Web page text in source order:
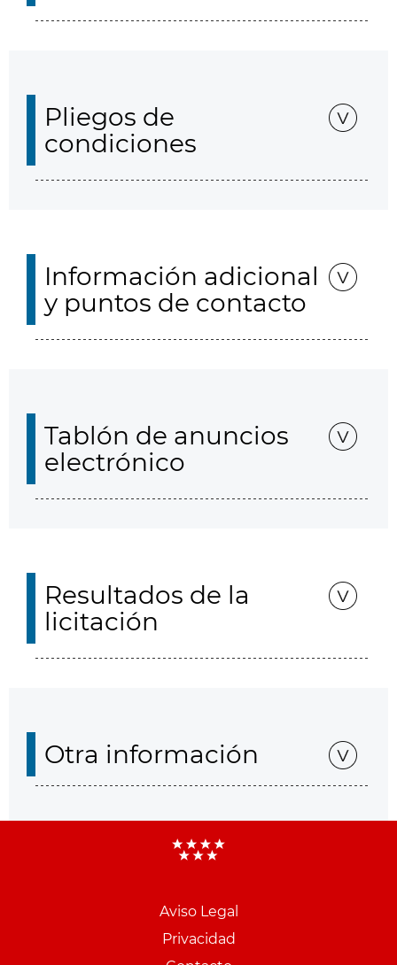
Pliegos de
condiciones
Información adicional
y puntos de contacto
Tablón de anuncios
electrónico
Resultados de la
licitación
Otra información
Aviso Legal
Privacidad